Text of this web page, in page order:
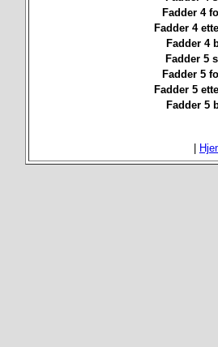
Fadder 4
Fadder 4
Fadder 4
Fadder 5
Fadder 5
Fadder 5
Fadder 5